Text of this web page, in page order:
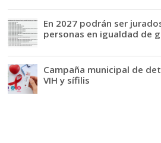
En 2027 podrán ser
personas en igualdad de
Campaña municipal de
VIH y sífilis